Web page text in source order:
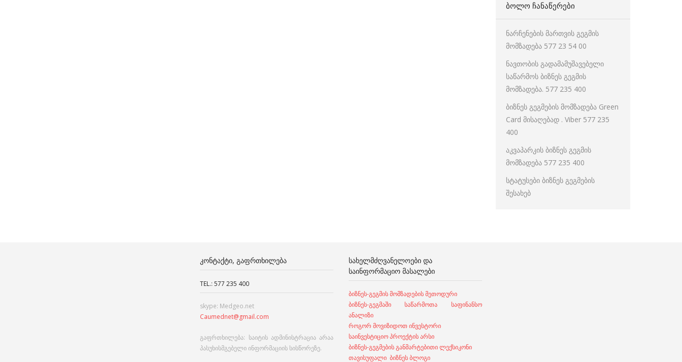
ᲑᲝᲚᲝ ᲩᲐᲜᲐᲬᲔᲠᲔᲑᲘ
ნარჩენების მართვის გეგმის
მომზადება 577 23 54 00
ნავთობის გადამამუშავებელი
საწარმოს ბიზნეს გეგმის
მომზადება. 577 235 400
ბიზნეს გეგმების მომზადება Green
Card მისაღებად . Viber 577 235
400
აკვაპარკის ბიზნეს გეგმის
მომზადება 577 235 400
სტატუსები ბიზნეს გეგმების
შესახებ
ᲙᲝᲜᲢᲐᲥᲢᲘ, ᲒᲐᲤᲠᲗᲮᲘᲚᲔᲑᲐ
TEL.: 577 235 400
skype: Medgeo.net
Caumednet@gmail.com
გაფრთხილება: საიტის ადმინისტრაცია არაა
პასუხისმგებელი ინფორმაციის სისწორეზე.
ᲡᲐᲮᲔᲚᲛᲫᲦᲕᲐᲜᲔᲚᲝᲔᲑᲘ ᲓᲐ
ᲡᲐᲘᲜᲤᲝᲠᲛᲐᲪᲘᲝ ᲛᲐᲡᲐᲚᲔᲑᲘ
ბიზნეს-გეგმის მომზადების მეთოდური
ბიზნეს-გეგმაში საწარმოთა საფინანსო
ანალიზი
როგორ მოვიზიდოთ ინვესტორი
საინვესტიციო პროექტის არსი
ბიზნეს-გეგმების განმარტებითი ლექსიკონი
თავისუფალი ბიზნეს ბლოგი